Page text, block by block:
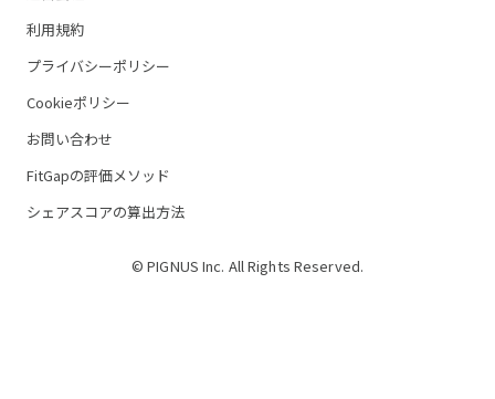
利用規約
プライバシーポリシー
Cookieポリシー
お問い合わせ
FitGapの評価メソッド
シェアスコアの算出方法
© PIGNUS Inc. All Rights Reserved.